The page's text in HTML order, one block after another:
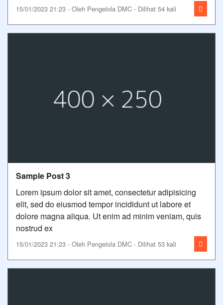
15/01/2023 21:23 - Oleh Pengelola DMC - Dilihat 54 kali
Sample Post 3
Lorem ipsum dolor sit amet, consectetur adipisicing
elit, sed do eiusmod tempor incididunt ut labore et
dolore magna aliqua. Ut enim ad minim veniam, quis
nostrud ex
15/01/2023 21:23 - Oleh Pengelola DMC - Dilihat 53 kali